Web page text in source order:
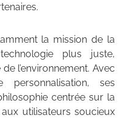
la mission de la
plus juste,
l’environnement. Avec
ses
centrée sur la
utilisateurs soucieux